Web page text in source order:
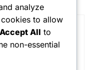
analyze
to allow
Accept All to
non-essential